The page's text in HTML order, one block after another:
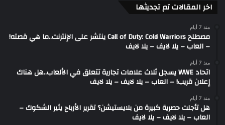
اخر المقالات تم تجديثها
منذ 7 أيام
مصطلح Call of Duty: Cold Warriors ينتشر على الإنترنت..ما هي قصته!
– العاب – يلا لايف – يلا لايف
منذ 7 أيام
اتحاد WWE يسجل ثلاث علامات تجارية تتعلق في الألعاب..هل هناك
إعلان قريب! – العاب – يلا لايف – يلا لايف
منذ 7 أيام
هل تأجلت حصرية كبيرة من بلايستيشن؟ تقرير الأرباح يثير الشكوك –
العاب – يلا لايف – يلا لايف